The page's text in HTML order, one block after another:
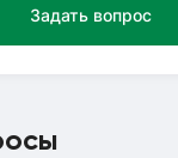
Задать вопрос